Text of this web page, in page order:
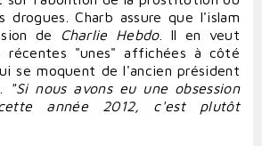
drogues . Charb assure que l'islam
de
Charlie Hebdo. Il en veut
récentes "unes" affichées à côté
se moquent de l'ancien président
"Si nous avons eu une obsession
année 2012, c'est plutôt